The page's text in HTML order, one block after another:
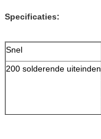
Specificaties:
Snel
200 solderende uiteinden